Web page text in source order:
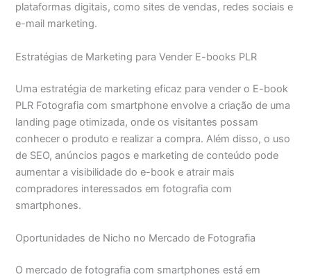
plataformas digitais, como sites de vendas, redes sociais e
e-mail marketing.
Estratégias de Marketing para Vender E-books PLR
Uma estratégia de marketing eficaz para vender o E-book
PLR Fotografia com smartphone envolve a criação de uma
landing page otimizada, onde os visitantes possam
conhecer o produto e realizar a compra. Além disso, o uso
de SEO, anúncios pagos e marketing de conteúdo pode
aumentar a visibilidade do e-book e atrair mais
compradores interessados em fotografia com
smartphones.
Oportunidades de Nicho no Mercado de Fotografia
O mercado de fotografia com smartphones está em